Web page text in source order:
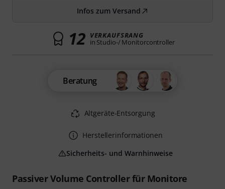
Passiver Volume Controller für Monitore
Infos zum Versand
12 VERKAUFSRANG
in Studio-/ Monitorcontroller
Beratung
Altgeräte-Entsorgung
Herstellerinformationen
Sicherheits- und Warnhinweise